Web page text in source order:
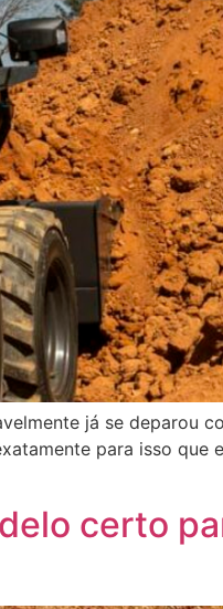
já se deparou
para isso que
certo